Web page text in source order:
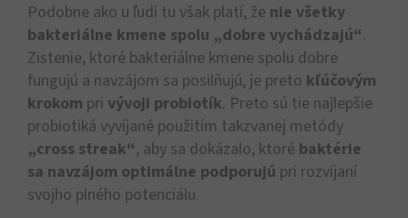
Podobne ako u ľudí tu však platí, že nie všetky
bakteriálne kmene spolu „dobre vychádzajú“.
Zistenie, ktoré bakteriálne kmene spolu dobre
fungujú a navzájom sa posilňujú, je preto kľúčovým
krokom pri vývoji probiotík. Preto sú tie najlepšie
probiotiká vyvíjané použitím takzvanej metódy
„cross streak“, aby sa dokázalo, ktoré baktérie
sa navzájom optimálne podporujú pri rozvíjaní
svojho plného potenciálu.